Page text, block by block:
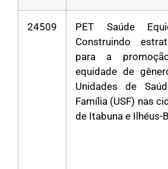
24509
PET Saúde
Construindo
para a
equidade de
Unidades de
Família (USF) nas
de Itabuna e Ilhéus-